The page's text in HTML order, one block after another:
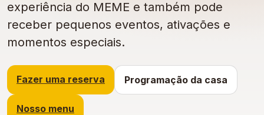
experiência do MEME e também pode
receber pequenos eventos, ativações e
momentos especiais.
Fazer uma reserva Programação da casa
Nosso menu